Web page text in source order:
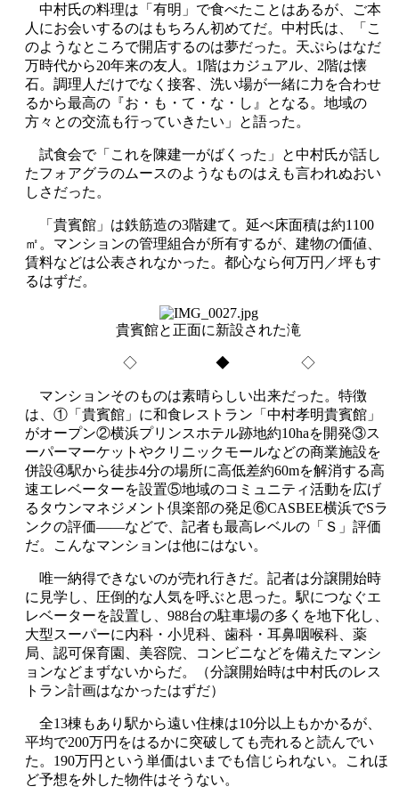
中村氏の料理は「有明」で食べたことはあるが、ご本
人にお会いするのはもちろん初めてだ。中村氏は、「こ
のようなところで開店するのは夢だった。天ぷらはなだ
万時代から20年来の友人。1階はカジュアル、2階は懐
石。調理人だけでなく接客、洗い場が一緒に力を合わせ
るから最高の『お・も・て・な・し』となる。地域の
方々との交流も行っていきたい」と語った。
試食会で「これを陳建一がばくった」と中村氏が話し
たフォアグラのムースのようなものはえも言われぬおい
しさだった。
「貴賓館」は鉄筋造の3階建て。延べ床面積は約1100
㎡。マンションの管理組合が所有するが、建物の価値、
賃料などは公表されなかった。都心なら何万円／坪もす
るはずだ。
貴賓館と正面に新設された滝
◇ ◆ ◇
マンションそのものは素晴らしい出来だった。特徴
は、①「貴賓館」に和食レストラン「中村孝明貴賓館」
がオープン②横浜プリンスホテル跡地約10haを開発③ス
ーパーマーケットやクリニックモールなどの商業施設を
併設④駅から徒歩4分の場所に高低差約60mを解消する高
速エレベーターを設置⑤地域のコミュニティ活動を広げ
るタウンマネジメント倶楽部の発足⑥CASBEE横浜でSラ
ンクの評価――などで、記者も最高レベルの「Ｓ」評価
だ。こんなマンションは他にはない。
唯一納得できないのが売れ行きだ。記者は分譲開始時
に見学し、圧倒的な人気を呼ぶと思った。駅につなぐエ
レベーターを設置し、988台の駐車場の多くを地下化し、
大型スーパーに内科・小児科、歯科・耳鼻咽喉科、薬
局、認可保育園、美容院、コンビニなどを備えたマンシ
ョンなどまずないからだ。（分譲開始時は中村氏のレス
トラン計画はなかったはずだ）
全13棟もあり駅から遠い住棟は10分以上もかかるが、
平均で200万円をはるかに突破しても売れると読んでい
た。190万円という単価はいまでも信じられない。これほ
ど予想を外した物件はそうない。